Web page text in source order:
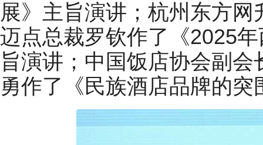
展》主旨演讲；杭州东方
迈点总裁罗钦作了《2025
旨演讲；中国饭店协会副
勇作了《民族酒店品牌的